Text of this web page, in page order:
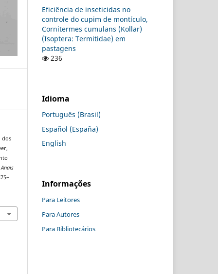
dos
Anais
Eficiência de inseticidas no
controle do cupim de montículo,
Cornitermes cumulans (Kollar)
(Isoptera: Termitidae) em
pastagens
236
Idioma
Português (Brasil)
Español (España)
English
Informações
Para Leitores
Para Autores
Para Bibliotecários